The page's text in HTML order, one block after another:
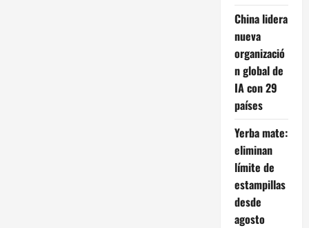
China lidera
nueva
organizació
n global de
IA con 29
países
Yerba mate:
eliminan
límite de
estampillas
desde
agosto